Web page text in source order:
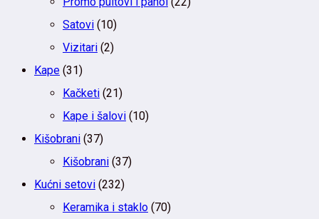
Satovi (10)
Vizitari (2)
Kape (31)
Kačketi (21)
Kape i šalovi (10)
Kišobrani (37)
Kišobrani (37)
Kućni setovi (232)
Keramika i staklo (70)